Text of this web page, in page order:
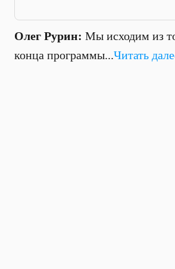
Олег Рурин: Мы исходим из
конца программы...Читать